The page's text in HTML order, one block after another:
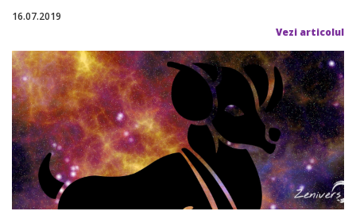
16.07.2019
Vezi articolul